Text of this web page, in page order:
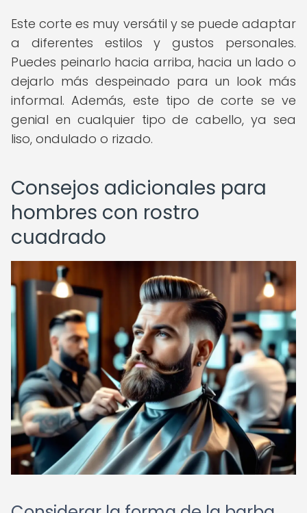
Este corte es muy versátil y se puede adaptar
a diferentes estilos y gustos personales.
Puedes peinarlo hacia arriba, hacia un lado o
dejarlo más despeinado para un look más
informal. Además, este tipo de corte se ve
genial en cualquier tipo de cabello, ya sea
liso, ondulado o rizado.
Consejos adicionales para
hombres con rostro
cuadrado